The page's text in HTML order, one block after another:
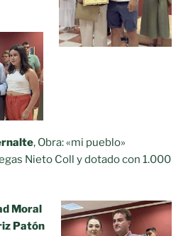
, Obra: «mi pueblo»
Nieto Coll y dotado con 1.000
Moral
Patón